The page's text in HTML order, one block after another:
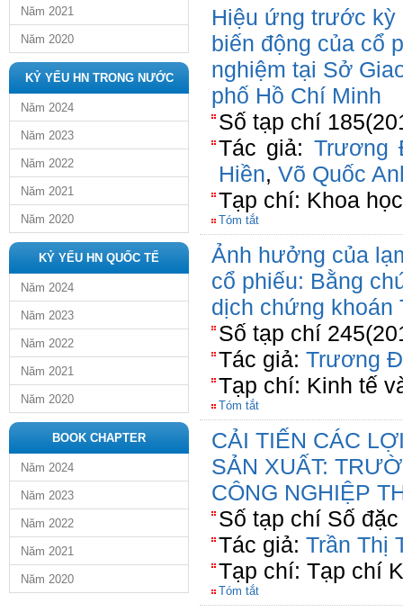
Năm 2021
Năm 2020
KỶ YẾU HN TRONG NƯỚC
Năm 2024
Năm 2023
Năm 2022
Năm 2021
Năm 2020
KỶ YẾU HN QUỐC TẾ
Năm 2024
Năm 2023
Năm 2022
Năm 2021
Năm 2020
BOOK CHAPTER
Năm 2024
Năm 2023
Năm 2022
Năm 2021
Năm 2020
Hiệu ứng trước kỳ
biến động của cổ
nghiệm tại Sở
phố Hồ Chí Minh
Số tạp chí
Tác giả: Trương
Hiền, Võ Quốc
Tạp chí: Khoa
Tóm tắt
Ảnh hưởng của
cổ phiếu: Bằng
dịch chứng khoán
Số tạp chí
Tác giả: Trương
Tạp chí: Kinh tế
Tóm tắt
CẢI TIẾN CÁC
SẢN XUẤT:
CÔNG NGHIỆP
Số tạp chí Số
Tác giả: Trần Thị
Tạp chí: Tạp chí
Tóm tắt